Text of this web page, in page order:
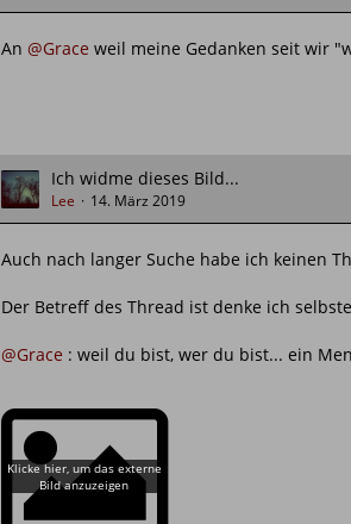
An @Grace weil meine Gedanken seit wir
Ich widme dieses Bild...
Lee 14. März 2019
Auch nach langer Suche habe ich keinen
Der Betreff des Thread ist denke ich
@Grace : weil du bist, wer du bist... ein